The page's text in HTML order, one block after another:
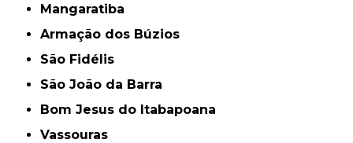
Mangaratiba
Armação dos Búzios
São Fidélis
São João da Barra
Bom Jesus do Itabapoana
Vassouras